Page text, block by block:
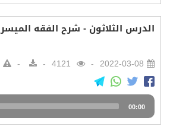
الدرس الثلاثون - شرح الفقه الميسر
2022-03-08
Audio
Player
00:00